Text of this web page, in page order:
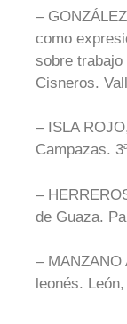
–
como
sobre
Cisneros.
– ISLA
Campazas.
–
de Guaza.
– MANZANO
leonés. León,